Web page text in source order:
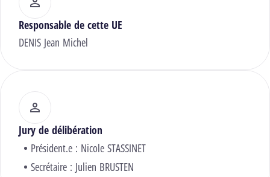
Responsable de cette UE
DENIS Jean Michel
Jury de délibération
Président.e : Nicole STASSINET
Secrétaire : Julien BRUSTEN